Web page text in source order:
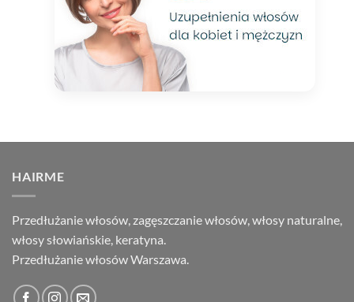
HAIRME
Przedłużanie włosów, zagęszczanie włosów, włosy naturalne,
włosy słowiańskie, keratyna.
Przedłużanie włosów Warszawa.